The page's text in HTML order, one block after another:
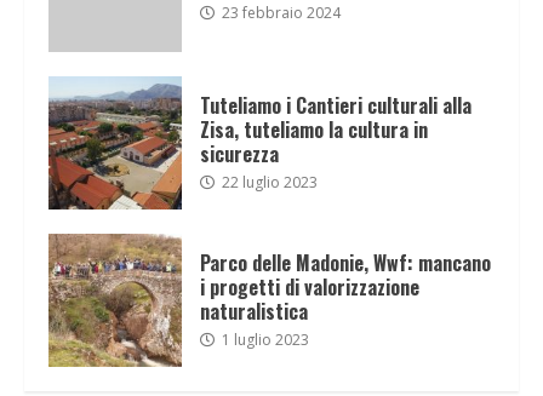
23 febbraio 2024
Tuteliamo i Cantieri culturali alla
Zisa, tuteliamo la cultura in
sicurezza
22 luglio 2023
Parco delle Madonie, Wwf: mancano
i progetti di valorizzazione
naturalistica
1 luglio 2023